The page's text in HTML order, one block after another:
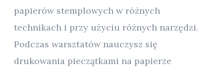
papierów stemplowych w różnych
technikach i przy użyciu różnych narzędzi.
Podczas warsztatów nauczysz się
drukowania pieczątkami na papierze